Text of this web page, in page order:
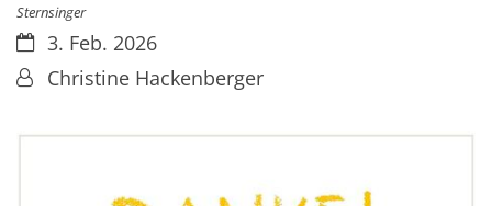
Sternsinger
Datum:
3. Feb. 2026
Von:Christine Hackenberger